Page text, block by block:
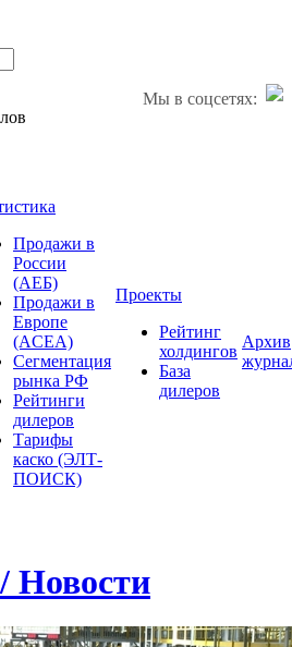
Мы в соцсетях:
Продажи в
России
(АЕБ)
Продажи в
Европе
(ACEA)
Сегментация
рынка РФ
Рейтинги
дилеров
Тарифы
каско (ЭЛТ-
ПОИСК)
Проекты
Рейтинг
холдингов
База
дилеров
Архив
Новости